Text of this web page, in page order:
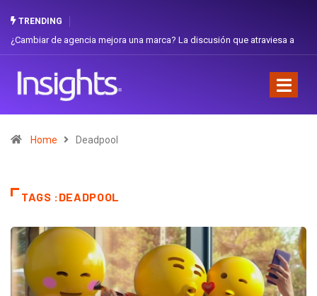
TRENDING
mejora una marca? La discusión que atraviesa a
Gabriela Herrera y el
Home Deadpool
TAGS :DEADPOOL